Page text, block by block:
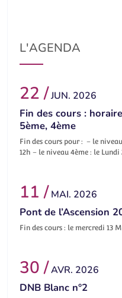
L'AGENDA
22 /JUN. 2026
Fin des cours :
5ème, 4ème
Fin des cours pour : – le
12h – le niveau 4ème : le Lundi
11 / MAI. 2026
Pont de l’Ascension
Fin des cours : le mercredi 13
30 /AVR. 2026
DNB Blanc n°2